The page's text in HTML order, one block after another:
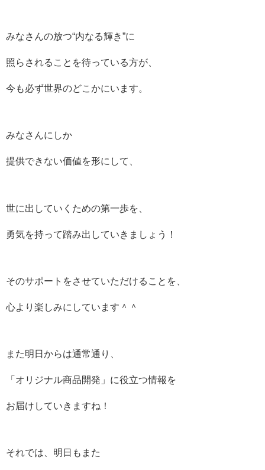
みなさんの放つ“内なる輝き”に
照らされることを待っている方が、
今も必ず世界のどこかにいます。
みなさんにしか
提供できない価値を形にして、
世に出していくための第一歩を、
勇気を持って踏み出していきましょう！
そのサポートをさせていただけることを、
心より楽しみにしています＾＾
また明日からは通常通り、
「オリジナル商品開発」に役立つ情報を
お届けしていきますね！
それでは、明日もまた